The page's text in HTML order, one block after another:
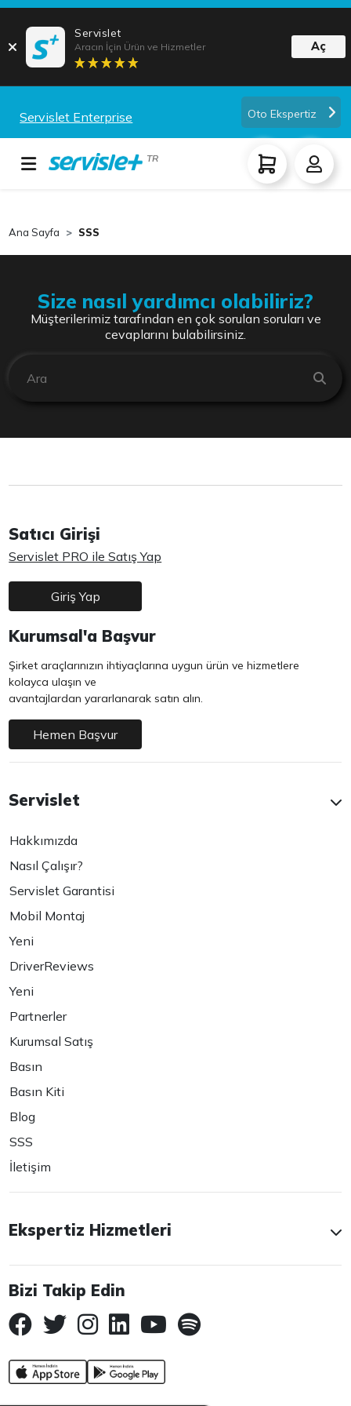
Servislet
Aracın İçin Ürün ve Hizmetler Aç
Servislet Enterprise Oto Ekspertiz
TR
Ana Sayfa SSS
Size nasıl yardımcı olabiliriz?
Müşterilerimiz tarafından en çok sorulan soruları ve
cevaplarını bulabilirsiniz.
Satıcı Girişi
Servislet PRO ile Satış Yap
Giriş Yap
Kurumsal'a Başvur
Şirket araçlarınızın ihtiyaçlarına uygun ürün ve hizmetlere
kolayca ulaşın ve
avantajlardan yararlanarak satın alın.
Hemen Başvur
Servislet
Hakkımızda
Nasıl Çalışır?
Servislet Garantisi
Mobil Montaj
Yeni
DriverReviews
Yeni
Partnerler
Kurumsal Satış
Basın
Basın Kiti
Blog
SSS
İletişim
Ekspertiz Hizmetleri
Bizi Takip Edin